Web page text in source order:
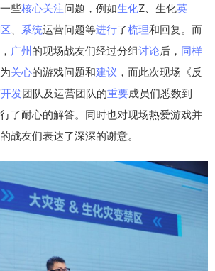
些核心关注问题，例如生化Z、生化英
系统运营问题等进行了梳理和回复。而
广州的现场战友们经过分组讨论后， 同样
关心的游戏问题和建议 ，而此次现场《反
开发团队及运营团队的重要成员们悉数到
了耐心的解答。同时也对现场热爱游戏并
战友们表达了深深的谢意。